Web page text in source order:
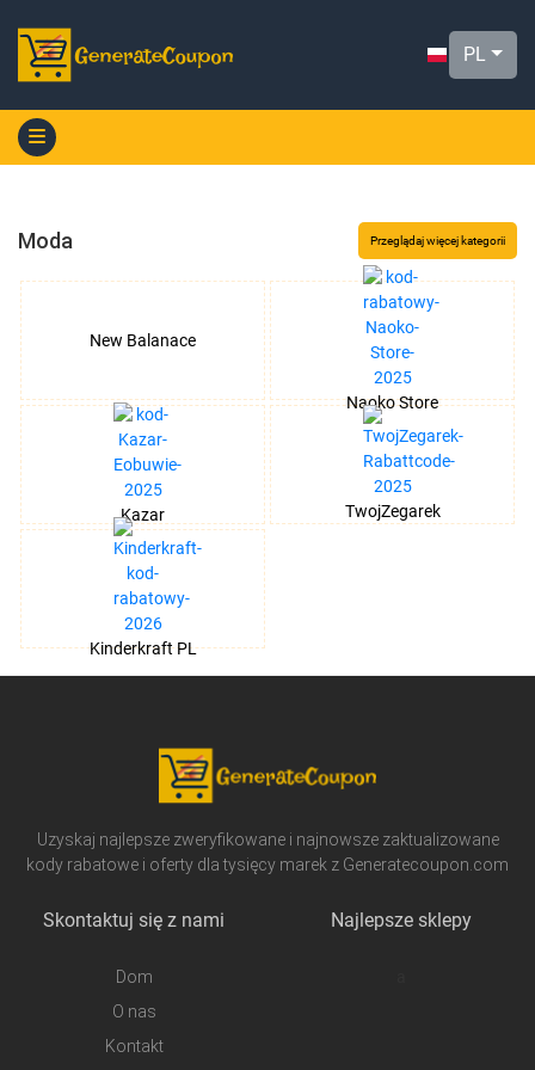
PL
Moda Przeglądaj więcej kategorii
New Balanace
Naoko Store
Kazar TwojZegarek
Kinderkraft PL
Uzyskaj najlepsze zweryfikowane i najnowsze zaktualizowane
kody rabatowe i oferty dla tysięcy marek z Generatecoupon.com
Skontaktuj się z nami
Dom
O nas
Kontakt
Najlepsze sklepy